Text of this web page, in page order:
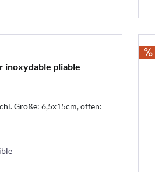
inoxydable pliable
Größe: 6,5x15cm, offen: